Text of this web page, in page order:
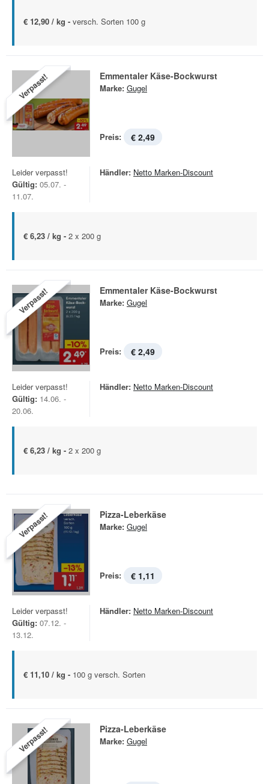
€ 12,90 / kg - versch. Sorten 100 g
Verpasst! Emmentaler Käse-Bockwurst
Marke: Gugel
Preis: € 2,49
Leider verpasst!
Gültig: 05.07. -
11.07.
Händler: Netto Marken-Discount
€ 6,23 / kg - 2 x 200 g
Verpasst! Emmentaler Käse-Bockwurst
Marke: Gugel
Preis: € 2,49
Leider verpasst!
Gültig: 14.06. -
20.06.
Händler: Netto Marken-Discount
€ 6,23 / kg - 2 x 200 g
Verpasst! Pizza-Leberkäse
Marke: Gugel
Preis: € 1,11
Leider verpasst!
Gültig: 07.12. -
13.12.
Händler: Netto Marken-Discount
€ 11,10 / kg - 100 g versch. Sorten
Verpasst! Pizza-Leberkäse
Marke: Gugel